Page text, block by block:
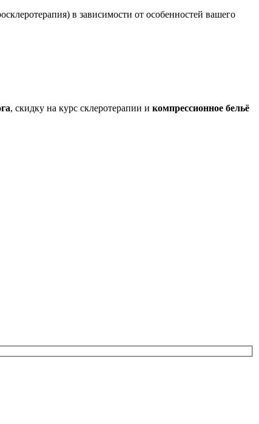
в зависимости от особенностей вашего
, скидку на курс склеротерапии и компрессионное бельё